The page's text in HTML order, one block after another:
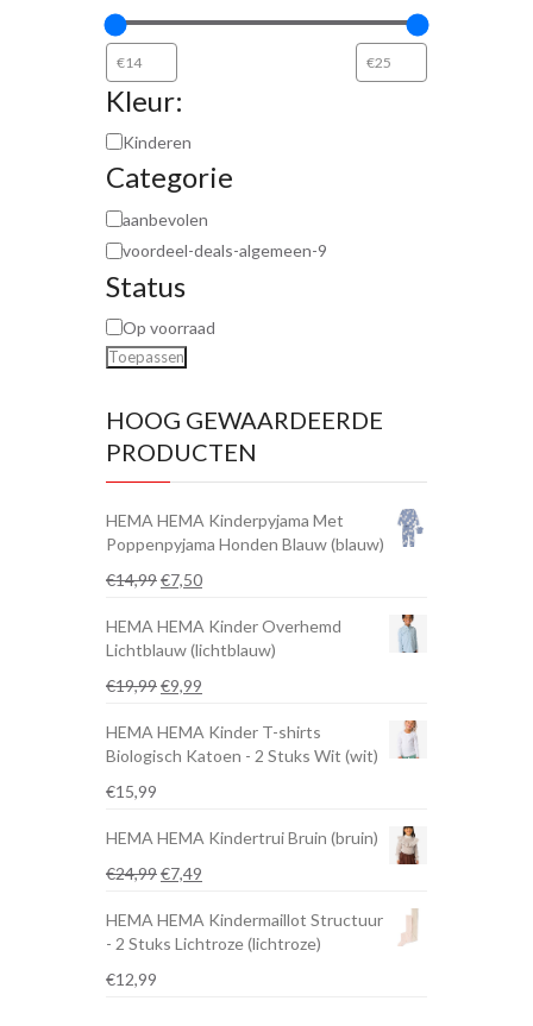
Kleur:
Kinderen
Categorie
aanbevolen
voordeel-deals-algemeen-9
Status
Op voorraad
Toepassen
HOOG GEWAARDEERDE
PRODUCTEN
HEMA HEMA Kinderpyjama Met
Poppenpyjama Honden Blauw (blauw)
€14,99Oorspronkelijke
was:
€14,99.
€7,50Huidige
is:
€7,50.
HEMA HEMA Kinder Overhemd
Lichtblauw (lichtblauw)
€19,99Oorspronkelijke
was:
€19,99.
€9,99
is:
€9,99.
HEMA HEMA Kinder T-shirts
Biologisch Katoen - 2 Stuks Wit (wit)
€15,99
HEMA HEMA Kindertrui Bruin (bruin)
€24,99Oorspronkelijke
was:
€24,99.
€7,49
is:
€7,49.
HEMA HEMA Kindermaillot Structuur
- 2 Stuks Lichtroze (lichtroze)
€12,99